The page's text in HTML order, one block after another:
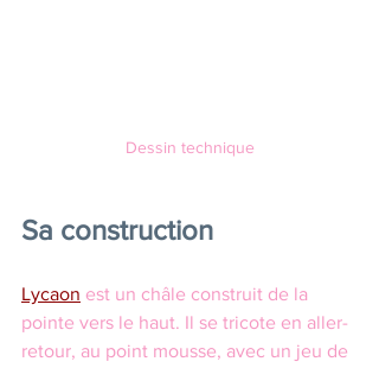
Dessin technique
Sa construction
Lycaon est un châle construit de la
pointe vers le haut. Il se tricote en aller-
retour, au point mousse, avec un jeu de